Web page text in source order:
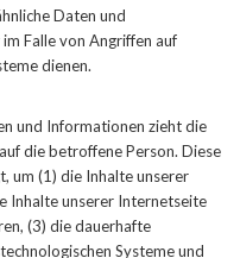
Daten und
Falle von Angriffen auf
dienen.
und Informationen zieht die
die betroffene Person. Diese
um (1) die Inhalte unserer
Inhalte unserer Internetseite
(3) die dauerhafte
Systeme und